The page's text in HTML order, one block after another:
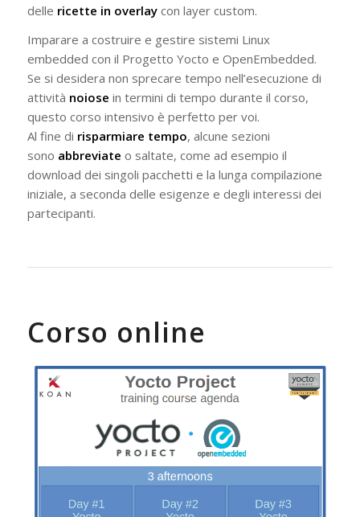
delle ricette in overlaycon layer custom.
Imparare a costruire e gestire sistemi Linux
embedded con il Progetto Yocto e OpenEmbedded.
Se si desidera non sprecare tempo nell’esecuzione di
attività noiose in termini di tempo durante il corso,
questo corso intensivo è perfetto per voi.
Al fine di risparmiare tempo, alcune sezioni
sono abbreviate o saltate, come ad esempio il
download dei singoli pacchetti e la lunga compilazione
iniziale, a seconda delle esigenze e degli interessi dei
partecipanti.
Corso online